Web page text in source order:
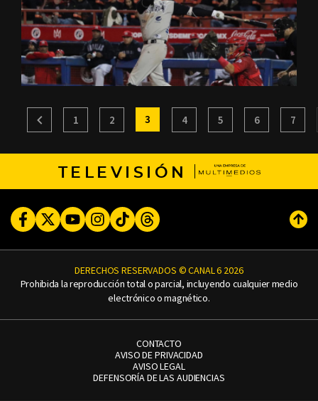
1 2 3 4 5 6 7
TELEVISIÓN
FacebookTwitterYoutubeInstagram
TikTokThreads
DERECHOS RESERVADOS © CANAL 6 2026
Prohibida la reproducción total o parcial, incluyendo cualquier medio
electrónico o magnético.
CONTACTO
AVISO DE PRIVACIDAD
AVISO LEGAL
DEFENSORÍA DE LAS AUDIENCIAS